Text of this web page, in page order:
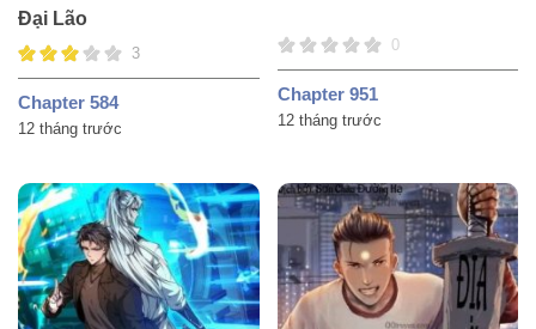
Đại Lão
3
Chapter 584
12 tháng trước
0
Chapter 951
12 tháng trước